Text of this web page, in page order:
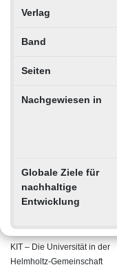
Verlag
Band
Seiten
Nachgewiesen in
Globale Ziele für
nachhaltige
Entwicklung
KIT – Die Universität in der
Helmholtz-Gemeinschaft